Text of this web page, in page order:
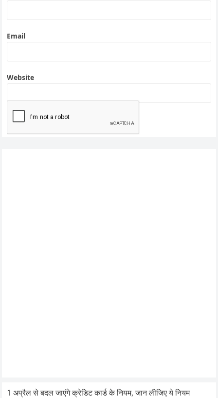
Email
Website
1 अप्रैल से बदल जाएंगे क्रेडिट कार्ड के नियम, जान लीजिए ये नियम